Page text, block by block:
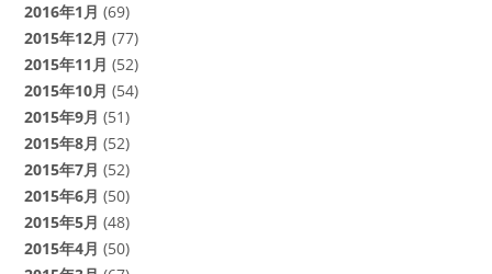
2016年1月 (69)
2015年12月 (77)
2015年11月 (52)
2015年10月 (54)
2015年9月 (51)
2015年8月 (52)
2015年7月 (52)
2015年6月 (50)
2015年5月 (48)
2015年4月 (50)